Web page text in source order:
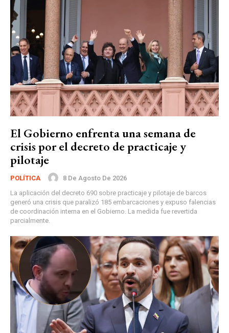
El Gobierno enfrenta una semana de
crisis por el decreto de practicaje y
pilotaje
POLÍTICA
8 De Agosto De 2026
La aplicación del decreto 690 sobre practicaje y pilotaje de barcos
generó una crisis que paralizó 185 embarcaciones y expuso falencias
de coordinación interna en el Gobierno. La medida fue revertida
parcialmente.